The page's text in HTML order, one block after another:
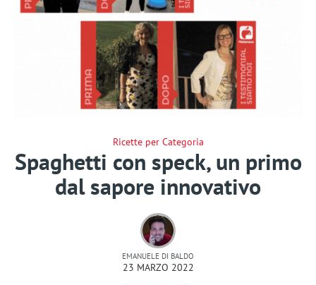
Ricette per Categoria
Spaghetti con speck, un primo
dal sapore innovativo
EMANUELE DI BALDO
23 MARZO 2022